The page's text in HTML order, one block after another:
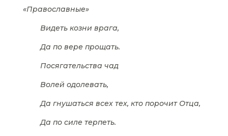
«Православные»
Видеть козни врага,
Да по вере прощать.
Посягательства чад
Волей одолевать,
Да гнушаться всех тех, кто порочит Отца,
Да по силе терпеть.